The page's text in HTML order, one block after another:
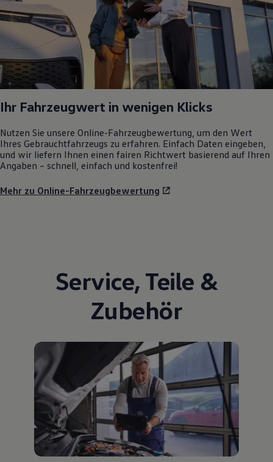
Ihr Fahrzeugwert in wenigen Klicks
Nutzen Sie unsere Online-Fahrzeugbewertung, um den Wert
Ihres Gebrauchtfahrzeugs zu erfahren. Einfach Daten eingeben,
und wir liefern Ihnen einen fairen Richtwert basierend auf Ihren
Angaben – schnell, einfach und kostenfrei!
Mehr zu Online-Fahrzeugbewertung
Service, Teile &
Zubehör